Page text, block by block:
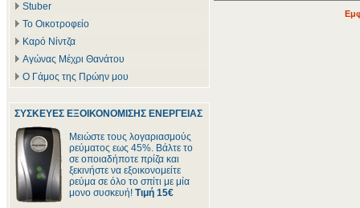
Stuber
Το Οικοτροφείο
Καρό Νίντζα
Αγώνας Μέχρι Θανάτου
Ο Γάμος της Πρώην μου
ΣΥΣΚΕΥΕΣ ΕΞΟΙΚΟΝΟΜΙΣΗΣ ΕΝΕΡΓΕΙΑΣ
Μειώστε τους λογαριασμούς
ρεύματος εως 45%. Βάλτε το
σε οποιαδήποτε πρίζα και
ξεκινήστε να εξοικονομείτε
ρεύμα σε όλο το σπίτι με μία
μονο συσκευή! Τιμή 15€